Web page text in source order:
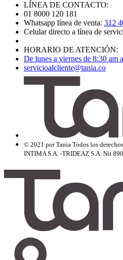
LÍNEA DE CONTACTO:
01 8000 120 181
Whatsapp línea de venta: 312
Celular directo a línea de
HORARIO DE ATENCIÓN:
De lunes a viernes de 8:30 am
servicioalcliente@tania.co
© 2021 por Tania Todos los
INTIMA S.A. -TRIDEAZ S.A. Nit